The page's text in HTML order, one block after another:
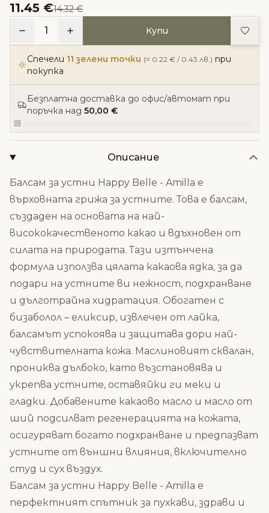
11.45 €14.32 €
1 Купи
Спечели 11 зелени точки (≈ 0.22 € / 0.43 лв.) при
покупка
Безплатна доставка до офис/автомат при
поръчка над 50,00 €
Описание
Балсам за устни Happy Belle - Amilla е
върховната грижа за устните. Това е балсам,
създаден на основата на най-
висококачественото какао и вдъхновен от
силата на природата. Тази изтънчена
формула използва цялата какаова ядка, за да
подари на устните ви нежност, подхранване
и дълготрайна хидратация. Обогатен с
бизаболол – еликсир, извлечен от лайка,
балсамът успокоява и защитава дори най-
чувствителната кожа. Маслиновият сквалан,
прониква дълбоко, като възстановява и
укрепва устните, оставяйки ги меки и
гладки. Добавените какаово масло и масло от
ший подсилват регенерацията на кожата,
осигуряват богато подхранване и предпазват
устните от външни влияния, включително
студ и сух въздух.
Балсам за устни Happy Belle - Amilla е
перфектният спътник за пухкави, здрави и